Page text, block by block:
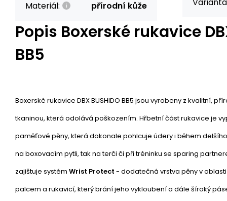
Materiál: přírodní kůže
Popis Boxerské rukavice
BB5
Boxerské rukavice DBX BUSHIDO BB5 jsou vyrobeny z kvalitní,
tkaninou, která odolává poškozením. Hřbetní část rukavice je
paměťové pěny, která dokonale pohlcuje údery i během
na boxovacím pytli, tak na terči či při tréninku se sparing
zajištuje systém Wrist Protect - dodatečná vrstva pěny v
palcem a rukavicí, který brání jeho vykloubení a dále šíroký